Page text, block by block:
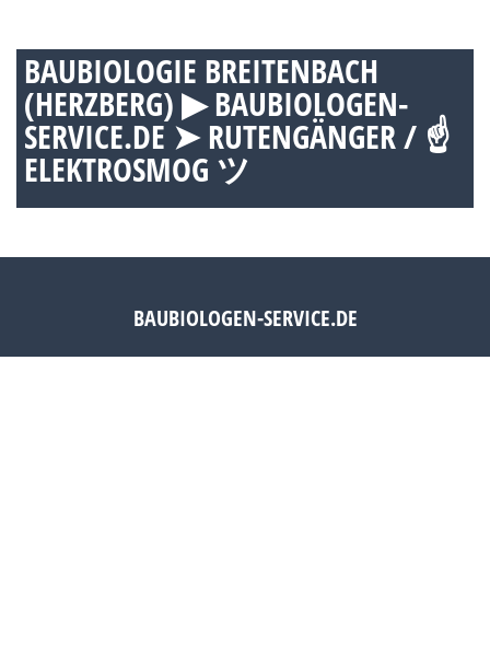
BAUBIOLOGIE BREITENBACH
(HERZBERG) ▶︎ BAUBIOLOGEN-
SERVICE.DE ➤ RUTENGÄNGER / ☝
ELEKTROSMOG ツ
BAUBIOLOGEN-SERVICE.DE